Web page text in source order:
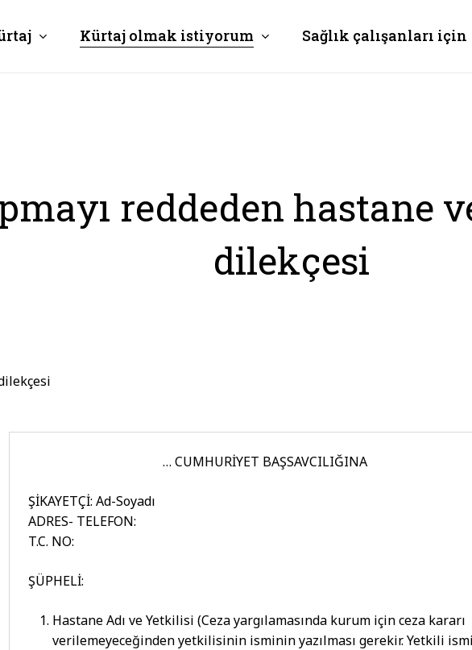
Kürtaj olmak istiyorum Sağlık çalışanları için
reddeden hastane
dilekçesi
… CUMHURİYET BAŞSAVCILIĞINA
ŞİKAYETÇİ: Ad-Soyadı
ADRES- TELEFON:
T.C. NO:
ŞÜPHELİ:
Hastane Adı ve Yetkilisi (Ceza yargılamasında kurum için ceza kararı
verilemeyeceğinden yetkilisinin isminin yazılması gerekir. Yetkili ismi